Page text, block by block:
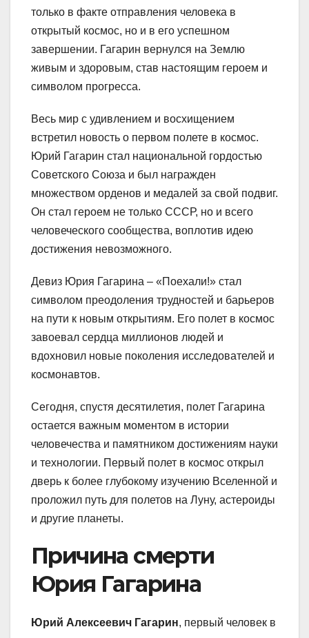
только в факте отправления человека в
открытый космос, но и в его успешном
завершении. Гагарин вернулся на Землю
живым и здоровым, став настоящим героем и
символом прогресса.
Весь мир с удивлением и восхищением
встретил новость о первом полете в космос.
Юрий Гагарин стал национальной гордостью
Советского Союза и был награжден
множеством орденов и медалей за свой подвиг.
Он стал героем не только СССР, но и всего
человеческого сообщества, воплотив идею
достижения невозможного.
Девиз Юрия Гагарина – «Поехали!» стал
символом преодоления трудностей и барьеров
на пути к новым открытиям. Его полет в космос
завоевал сердца миллионов людей и
вдохновил новые поколения исследователей и
космонавтов.
Сегодня, спустя десятилетия, полет Гагарина
остается важным моментом в истории
человечества и памятником достижениям науки
и технологии. Первый полет в космос открыл
дверь к более глубокому изучению Вселенной и
проложил путь для полетов на Луну, астероиды
и другие планеты.
Причина смерти
Юрия Гагарина
Юрий Алексеевич Гагарин, первый человек в